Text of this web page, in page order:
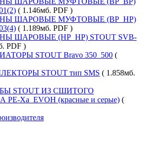
( 1.146мб. PDF )
ШАРОВЫЕ МУФТОВЫЕ (ВР_НР)
( 1.189мб. PDF )
ШАРОВЫЕ (НР_НР) STOUT SVB-
PDF )
STOUT Bravo 350_500 (
STOUT тип SMS ( 1.858мб.
STOUT ИЗ СШИТОГО
Xa_EVOH (красные и серые) (